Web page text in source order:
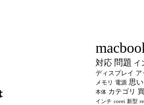
対応 問題 イ
ディスプレイ ア
メモリ 電源 思
本体 カテゴリ
インチ corei 新型